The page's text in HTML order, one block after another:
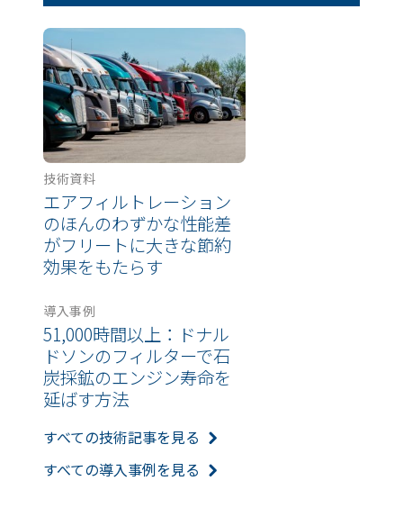
技術資料
エアフィルトレーション
のほんのわずかな性能差
がフリートに大きな節約
効果をもたらす
導入事例
51,000時間以上：ドナル
ドソンのフィルターで石
炭採鉱のエンジン寿命を
延ばす方法
すべての技術記事を見る
すべての導入事例を見る